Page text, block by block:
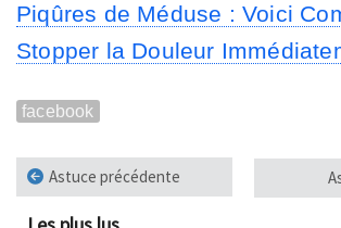
Piqûres de Méduse : Voici
Stopper la Douleur
facebook
Astuce précédente